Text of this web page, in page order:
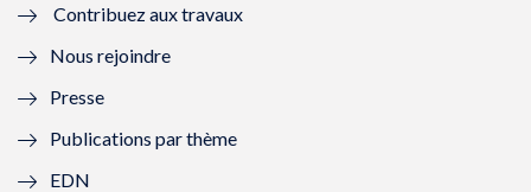
l
l
f
e
e
Contribuez aux travaux
Nous rejoindre
Presse
Publications par thème
EDN